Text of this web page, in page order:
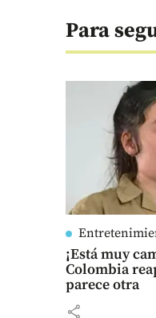
Para
¡Está muy
Colombia
parece otra
share